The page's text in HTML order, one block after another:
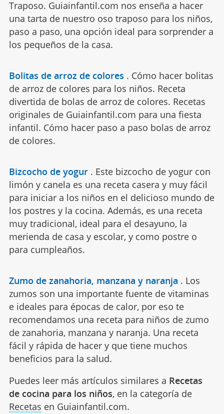
Traposo. Guiainfantil.com nos enseña a hacer
una tarta de nuestro oso traposo para los niños,
paso a paso, una opción ideal para sorprender a
los pequeños de la casa.
Bolitas de arroz de colores . Cómo hacer bolitas
de arroz de colores para los niños. Receta
divertida de bolas de arroz de colores. Recetas
originales de Guiainfantil.com para una fiesta
infantil. Cómo hacer paso a paso bolas de arroz
de colores.
Bizcocho de yogur . Este bizcocho de yogur con
limón y canela es una receta casera y muy fácil
para iniciar a los niños en el delicioso mundo de
los postres y la cocina. Además, es una receta
muy tradicional, ideal para el desayuno, la
merienda de casa y escolar, y como postre o
para cumpleaños.
Zumo de zanahoria, manzana y naranja . Los
zumos son una importante fuente de vitaminas
e ideales para épocas de calor, por eso te
recomendamos una receta para niños de zumo
de zanahoria, manzana y naranja. Una receta
fácil y rápida de hacer y que tiene muchos
beneficios para la salud.
Puedes leer más artículos similares a Recetas
de cocina para los niños, en la categoría de
Recetas en Guiainfantil.com.